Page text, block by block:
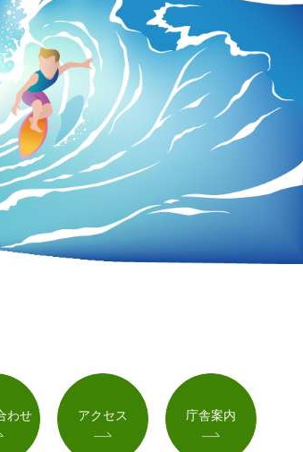
わせ アクセス 庁舎案内